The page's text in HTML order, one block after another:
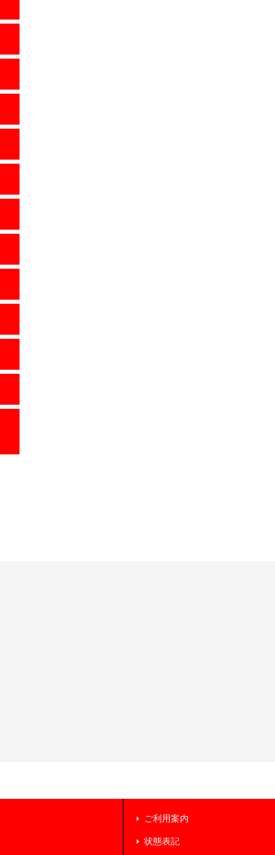
ご利用案内
状態表記